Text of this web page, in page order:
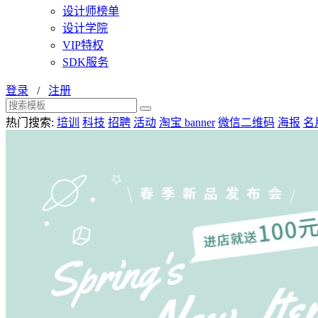
设计师榜单
设计学院
VIP特权
SDK服务
登录 / 注册
热门搜索: 培训 科技 招聘 活动 淘宝 banner 微信二维码 海报 名